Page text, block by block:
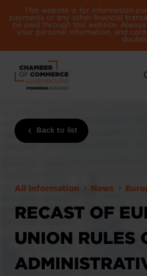
This website is for information
payments or any other financial
be paid through this website.
your personal information, and
doubts.
Back to list
All information News
RECAST OF
UNION RULES